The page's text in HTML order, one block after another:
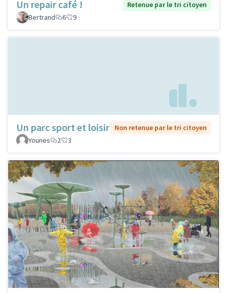
Un repair café !
Retenue par le tri citoyen
Bertrand
6 9
Un parc sport et loisir
Non retenue par le tri citoyen
Younes
2 3